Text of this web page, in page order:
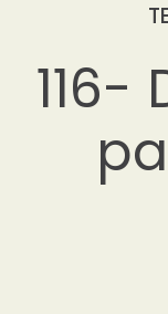
116-